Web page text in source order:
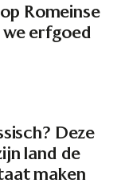
Romeinse
erfgoed
Deze
land de
maken